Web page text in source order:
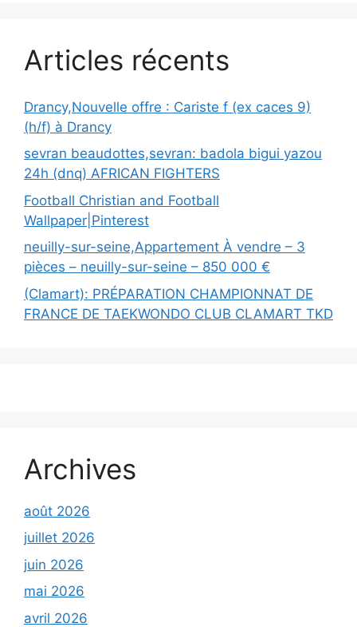
Articles récents
Drancy,Nouvelle offre : Cariste f (ex caces 9)
(h/f) à Drancy
sevran beaudottes,sevran: badola bigui yazou
24h (dnq) AFRICAN FIGHTERS
Football Christian and Football
Wallpaper|Pinterest
neuilly-sur-seine,Appartement À vendre – 3
pièces – neuilly-sur-seine – 850 000 €
(Clamart): PRÉPARATION CHAMPIONNAT DE
FRANCE DE TAEKWONDO CLUB CLAMART TKD
Archives
août 2026
juillet 2026
juin 2026
mai 2026
avril 2026